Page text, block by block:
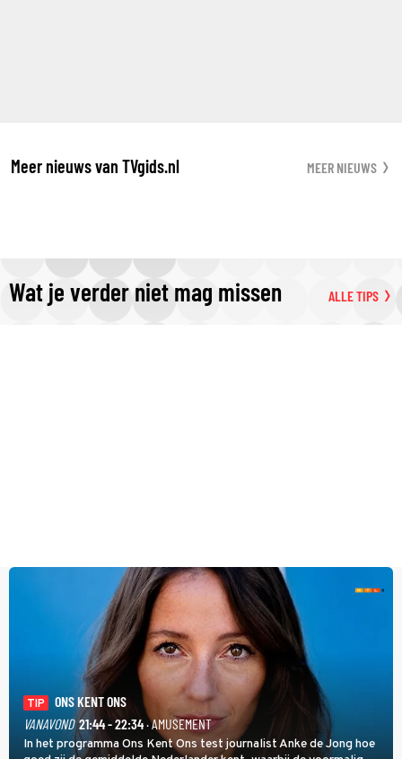
Meer nieuws van TVgids.nl MEER NIEUWS
Wat je verder niet mag missen ALLE TIPS
TIP
ONS KENT ONS
VANAVOND 21:44 - 22:34· AMUSEMENT
In het programma Ons Kent Ons test journalist Anke de Jong hoe